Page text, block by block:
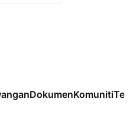
DokumenKomuniti